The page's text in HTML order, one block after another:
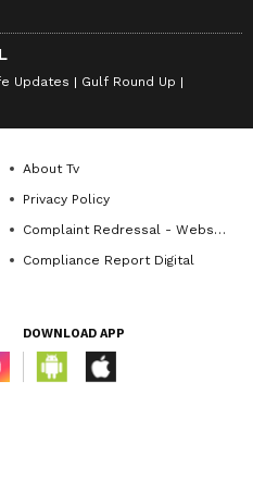
Updates
Gulf Round Up
About Tv
Privacy Policy
Complaint Redressal - Website
Compliance Report Digital
DOWNLOAD APP